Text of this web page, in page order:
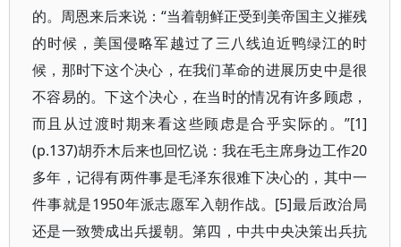
的。周恩来后来说：“当着朝鲜正受到美帝国主义摧残
的时候，美国侵略军越过了三八线迫近鸭绿江的时
候，那时下这个决心，在我们革命的进展历史中是很
不容易的。下这个决心，在当时的情况有许多顾虑，
而且从过渡时期来看这些顾虑是合乎实际的。”[1]
(p.137)胡乔木后来也回忆说：我在毛主席身边工作20
多年，记得有两件事是毛泽东很难下决心的，其中一
件事就是1950年派志愿军入朝作战。[5]最后政治局
还是一致赞成出兵援朝。第四，中共中央决策出兵抗